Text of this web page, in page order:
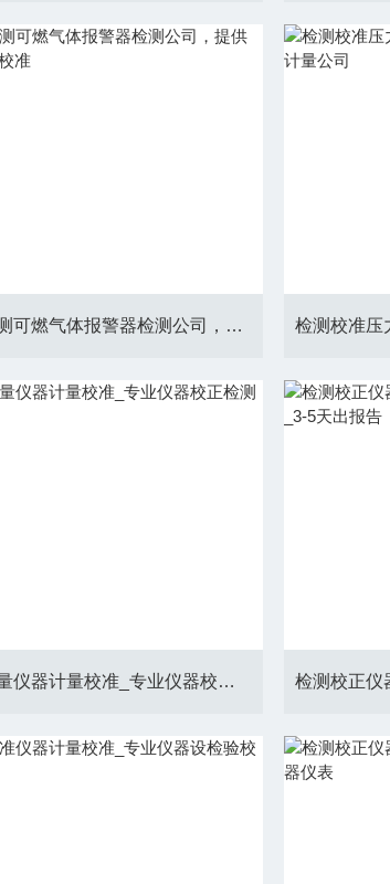
校准检测可燃气体报警器检测公司，提供上门检验校准
检测计量仪器计量校准_专业仪器校正检测中心